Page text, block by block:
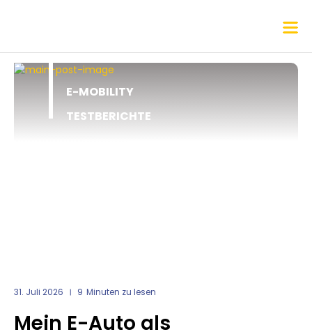
E-MOBILITY
TESTBERICHTE
31. Juli 2026 9 Minuten zu lesen
Mein E-Auto als